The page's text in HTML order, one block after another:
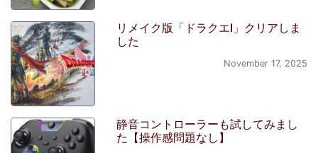
リメイク版「ドラクエI」クリアしま
した
November 17, 2025
静音コントローラーも試してみまし
た【操作感問題なし】